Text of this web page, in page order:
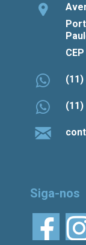
(11)
(11)
Siga-nos